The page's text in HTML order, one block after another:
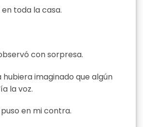
toda la casa.
con sorpresa.
hubiera imaginado que algún
la voz.
en mi contra.